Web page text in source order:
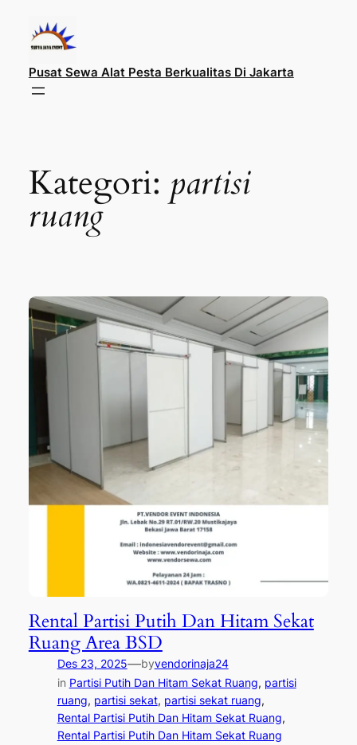
konten
Pusat Sewa Alat Pesta Berkualitas Di Jakarta
Kategori: partisi
ruang
Rental Partisi Putih Dan Hitam Sekat
Ruang Area BSD
Des 23, 2025—byvendorinaja24
in Partisi Putih Dan Hitam Sekat Ruang, partisi
ruang, partisi sekat, partisi sekat ruang
Rental Partisi Putih Dan Hitam Sekat Ruang
Rental Partisi Putih Dan Hitam Sekat Ruang